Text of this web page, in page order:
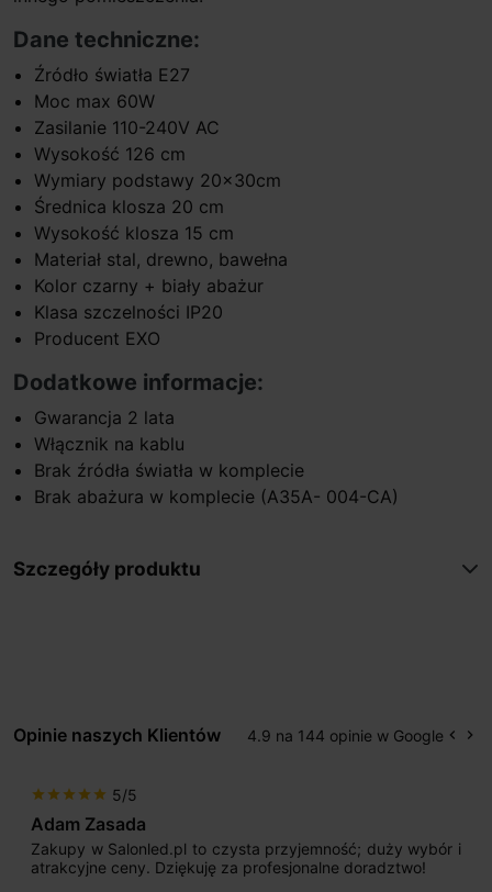
Dane techniczne:
Źródło światła E27
Moc max 60W
Zasilanie 110-240V AC
Wysokość 126 cm
Wymiary podstawy 20x30cm
Średnica klosza 20 cm
Wysokość klosza 15 cm
Materiał stal, drewno, bawełna
Kolor czarny + biały abażur
Klasa szczelności IP20
Producent EXO
Dodatkowe informacje:
Gwarancja 2 lata
Włącznik na kablu
Brak źródła światła w komplecie
Brak abażura w komplecie (A35A- 004-CA)
Szczegóły produktu
Opinie naszych Klientów 4.9 na 144 opinie w Google keyboard_arrow_left keyboard_arrow_right
star star star star star 5/5
Adam Zasada
Zakupy w Salonled.pl to czysta przyjemność; duży wybór i
atrakcyjne ceny. Dziękuję za profesjonalne doradztwo!